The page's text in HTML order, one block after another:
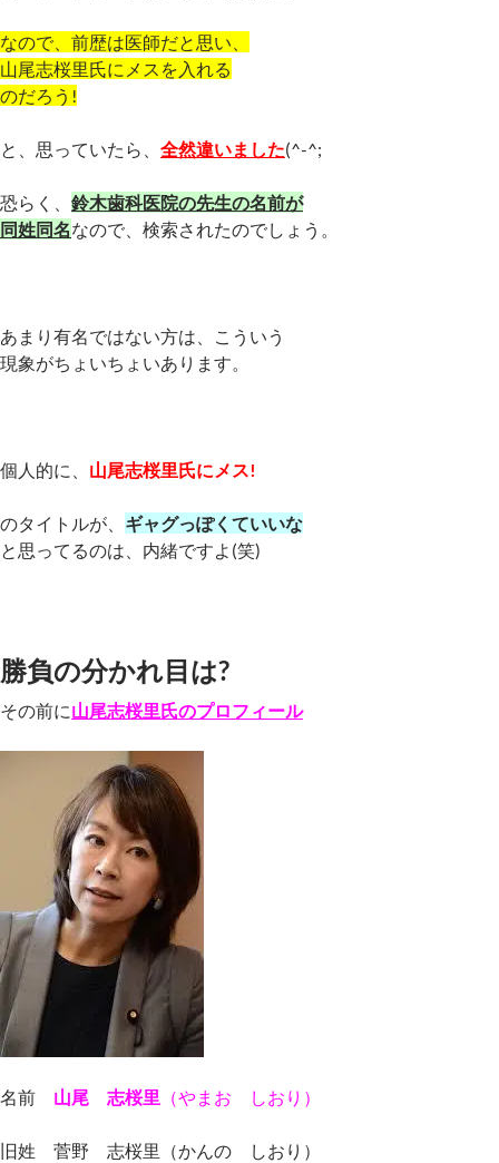
なので、前歴は医師だと思い、
山尾志桜里氏にメスを入れる
のだろう!
と、思っていたら、 全然違いました(^-^;
恐らく、 鈴木歯科医院の先生の名前が
同姓同名なので、検索されたのでしょう。
あまり有名ではない方は、こういう
現象がちょいちょいあります。
個人的に、 山尾志桜里氏にメス!
のタイトルが、 ギャグっぽくていいな
と思ってるのは、内緒ですよ(笑)
勝負の分かれ目は?
その前に山尾志桜里氏のプロフィール
名前 山尾 志桜里 （やまお しおり）
旧姓 菅野 志桜里（かんの しおり）